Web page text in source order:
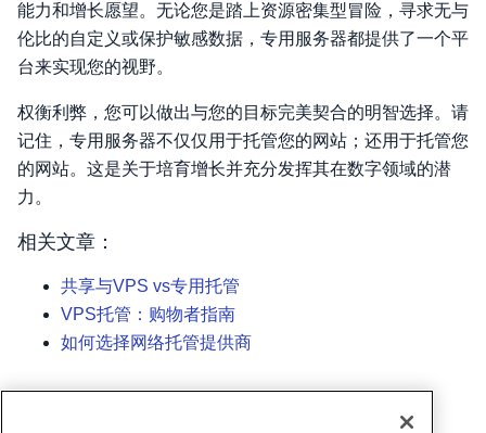
能力和增长愿望。无论您是踏上资源密集型冒险，寻求无与
伦比的自定义或保护敏感数据，专用服务器都提供了一个平
台来实现您的视野。
权衡利弊，您可以做出与您的目标完美契合的明智选择。请
记住，专用服务器不仅仅用于托管您的网站；还用于托管您
的网站。这是关于培育增长并充分发挥其在数字领域的潜
力。
相关文章：
共享与VPS vs专用托管
VPS托管：购物者指南
如何选择网络托管提供商